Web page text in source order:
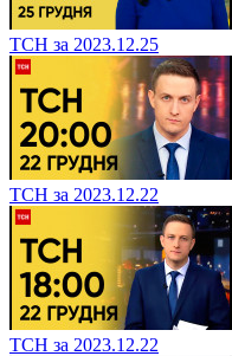
ТСН за 2023.12.25
ТСН за 2023.12.22
ТСН за 2023.12.22